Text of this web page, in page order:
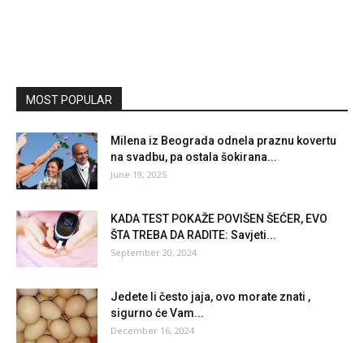
MOST POPULAR
Milena iz Beograda odnela praznu kovertu
na svadbu, pa ostala šokirana...
June 19, 2025
KADA TEST POKAŽE POVIŠEN ŠEĆER, EVO
ŠTA TREBA DA RADITE: Savjeti...
September 20, 2024
Jedete li često jaja, ovo morate znati ,
sigurno će Vam...
December 16, 2024